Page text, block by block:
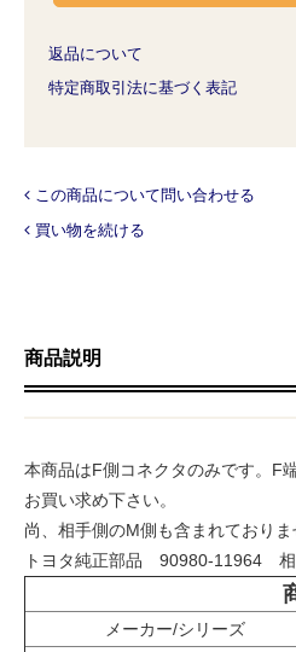
返品について
特定商取引法に基づく表記
この商品について問い合わせる
買い物を続ける
商品説明
本商品はF側コネクタのみです。F
お買い求め下さい。
尚、相手側のM側も含まれておりま
トヨタ純正部品 90980-11964 相
メーカー/シリーズ